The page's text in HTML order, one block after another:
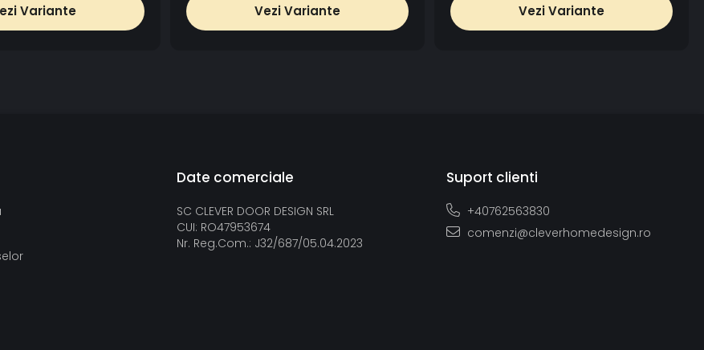
Variante Vezi Variante Vezi Variante
Date comerciale
SC CLEVER DOOR DESIGN SRL
CUI: RO47953674
Nr. Reg.Com.: J32/687/05.04.2023
Suport clienti
+40762563830
comenzi@cleverhomedesign.ro